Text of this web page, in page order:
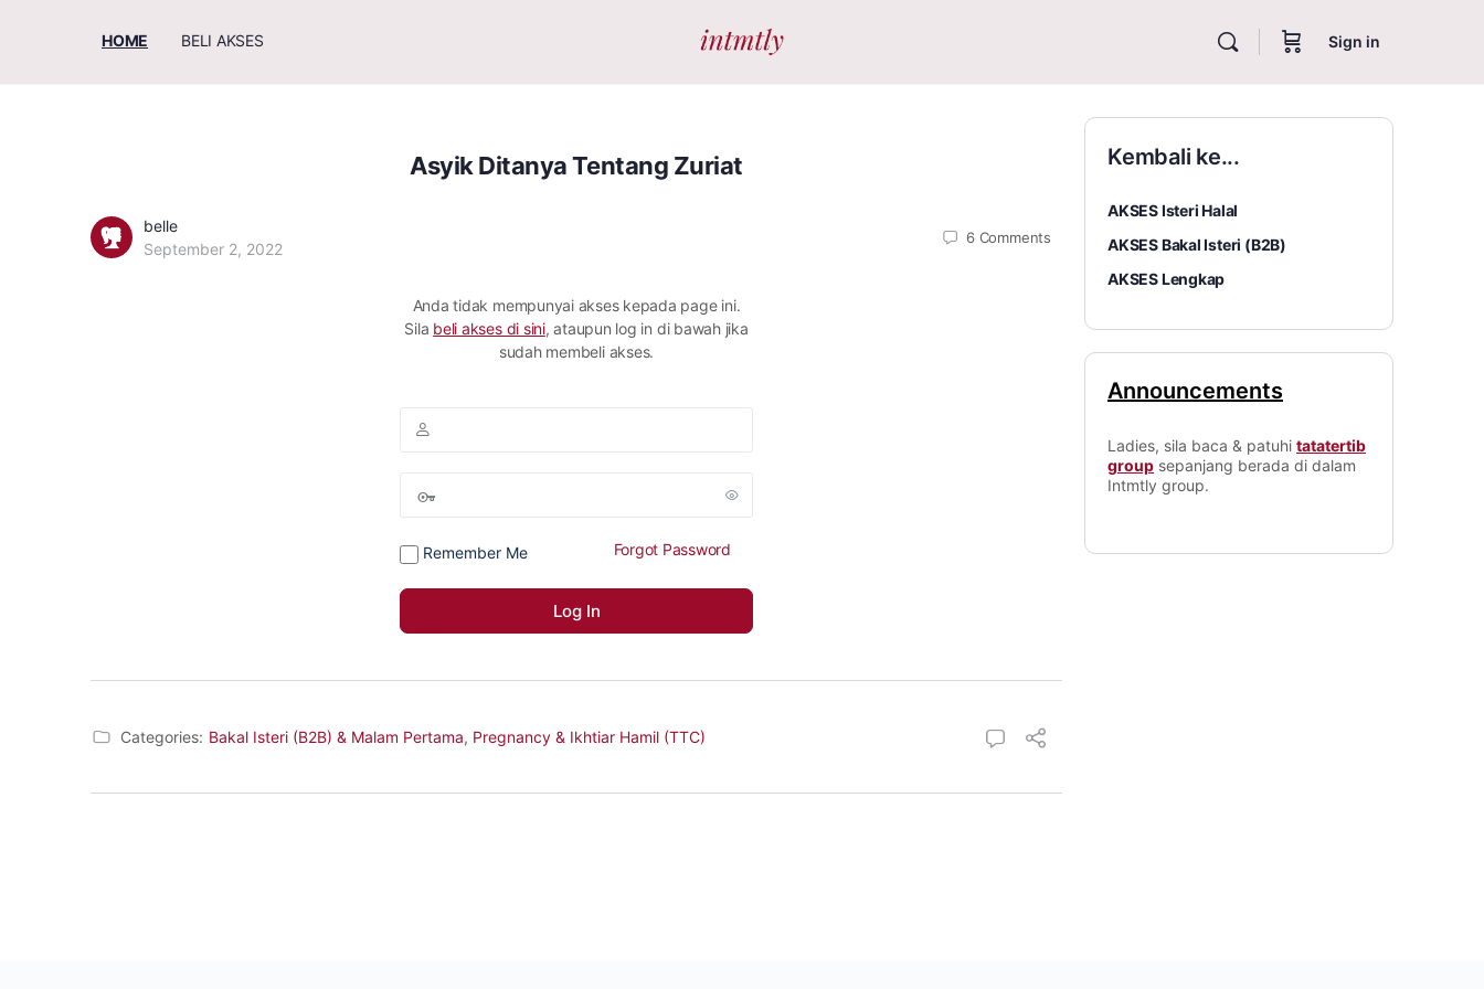
HOME BELI AKSES Sign in
Asyik Ditanya Tentang Zuriat
belle
September 2, 2022
6 Comments
Anda tidak mempunyai akses kepada page ini.
Sila beli akses di sini, ataupun log in di bawah jika
sudah membeli akses.
Remember Me Forgot Password
Categories: Bakal Isteri (B2B) & Malam Pertama, Pregnancy & Ikhtiar Hamil (TTC)
Kembali ke...
AKSES Isteri Halal
AKSES Bakal Isteri (B2B)
AKSES Lengkap
Announcements
Ladies, sila baca & patuhi tatatertib
group sepanjang berada di dalam
Intmtly group.